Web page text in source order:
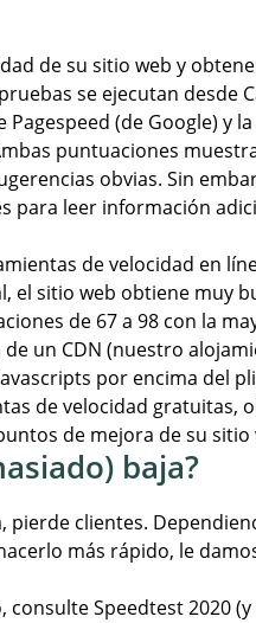
de su sitio web y
se ejecutan desde
(de Google) y
puntuaciones
obvias. Sin
para leer información
de velocidad en
el sitio web obtiene muy
de 67 a 98 con la
un CDN (nuestro
por encima del
de velocidad gratuitas,
de mejora de su sitio
baja?
pierde clientes.
más rápido, le
Speedtest 2020